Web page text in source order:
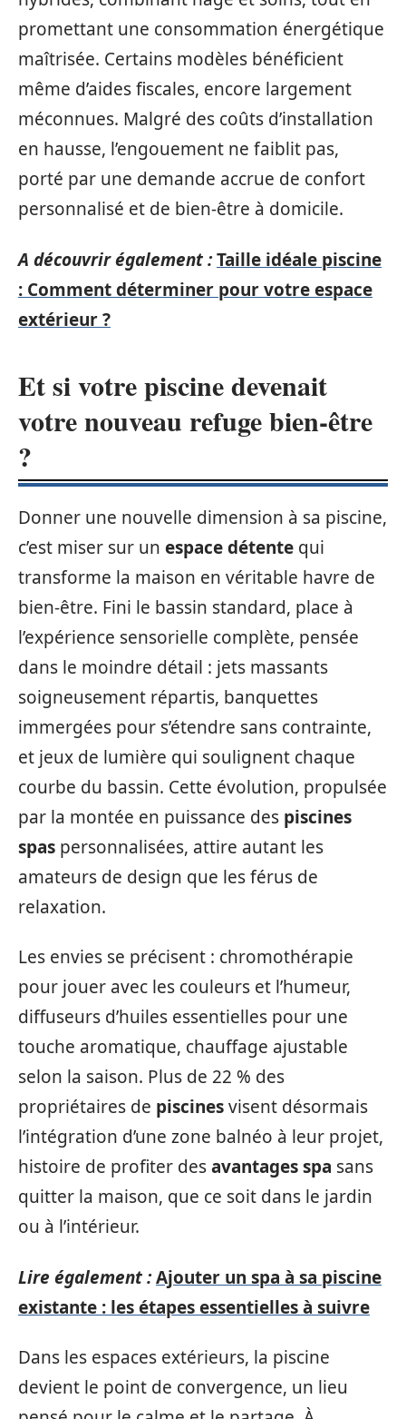
promettant une consommation énergétique
maîtrisée. Certains modèles bénéficient
même d’aides fiscales, encore largement
méconnues. Malgré des coûts d’installation
en hausse, l’engouement ne faiblit pas,
porté par une demande accrue de confort
personnalisé et de bien-être à domicile.
A découvrir également :Taille idéale piscine
: Comment déterminer pour votre espace
extérieur ?
Et si votre piscine devenait
votre nouveau refuge bien-être
?
Donner une nouvelle dimension à sa piscine,
c’est miser sur un espace détente qui
transforme la maison en véritable havre de
bien-être. Fini le bassin standard, place à
l’expérience sensorielle complète, pensée
dans le moindre détail : jets massants
soigneusement répartis, banquettes
immergées pour s’étendre sans contrainte,
et jeux de lumière qui soulignent chaque
courbe du bassin. Cette évolution, propulsée
par la montée en puissance des piscines
spas personnalisées, attire autant les
amateurs de design que les férus de
relaxation.
Les envies se précisent : chromothérapie
pour jouer avec les couleurs et l’humeur,
diffuseurs d’huiles essentielles pour une
touche aromatique, chauffage ajustable
selon la saison. Plus de 22 % des
propriétaires de piscinesvisent désormais
l’intégration d’une zone balnéo à leur projet,
histoire de profiter desavantages spa sans
quitter la maison, que ce soit dans le jardin
ou à l’intérieur.
Lire également :Ajouter un spa à sa piscine
existante : les étapes essentielles à suivre
Dans les espaces extérieurs, la piscine
devient le point de convergence, un lieu